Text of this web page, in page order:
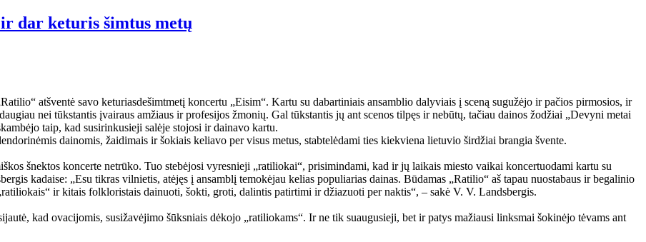
dar keturis šimtus metų
atšventė savo keturiasdešimtmetį koncertu „Eisim“. Kartu su dabartiniais ansamblio dalyviais į sceną sugužėjo ir pačios pirmosios, ir
nei tūkstantis įvairaus amžiaus ir profesijos žmonių. Gal tūkstantis jų ant scenos tilpęs ir nebūtų, tačiau dainos žodžiai „Devyni metai
taip, kad susirinkusieji salėje stojosi ir dainavo kartu.
dainomis, žaidimais ir šokiais keliavo per visus metus, stabtelėdami ties kiekviena lietuvio širdžiai brangia švente.
šnektos koncerte netrūko. Tuo stebėjosi vyresnieji „ratiliokai“, prisimindami, kad ir jų laikais miesto vaikai koncertuodami kartu su
kadaise: „Esu tikras vilnietis, atėjęs į ansamblį temokėjau kelias populiarias dainas. Būdamas „Ratilio“ aš tapau nuostabaus ir begalinio
ir kitais folkloristais dainuoti, šokti, groti, dalintis patirtimi ir džiazuoti per naktis“, – sakė V. V. Landsbergis.
kad ovacijomis, susižavėjimo šūksniais dėkojo „ratiliokams“. Ir ne tik suaugusieji, bet ir patys mažiausi linksmai šokinėjo tėvams ant